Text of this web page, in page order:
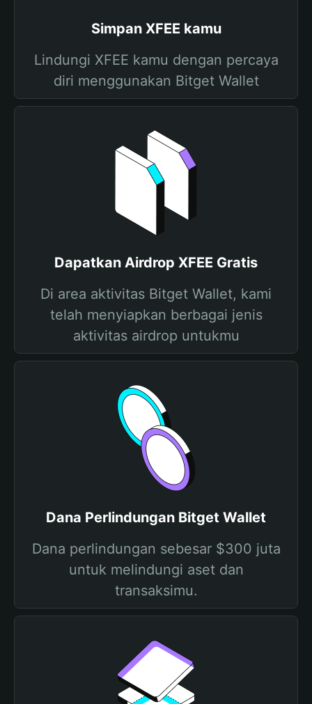
Simpan XFEE kamu
Lindungi XFEE kamu dengan percaya
diri menggunakan Bitget Wallet
Dapatkan Airdrop XFEE Gratis
Di area aktivitas Bitget Wallet, kami
telah menyiapkan berbagai jenis
aktivitas airdrop untukmu
Dana Perlindungan Bitget Wallet
Dana perlindungan sebesar $300 juta
untuk melindungi aset dan
transaksimu.